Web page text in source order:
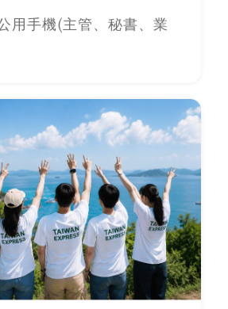
用手機(主管、秘書、業